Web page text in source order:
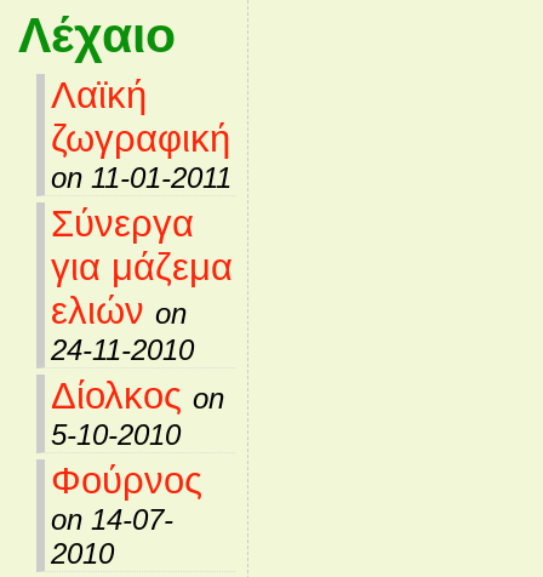
Λέχαιο
Λαϊκή
ζωγραφική
on 11-01-2011
Σύνεργα
για μάζεμα
ελιών on
24-11-2010
Δίολκος on
5-10-2010
Φούρνος
on 14-07-
2010